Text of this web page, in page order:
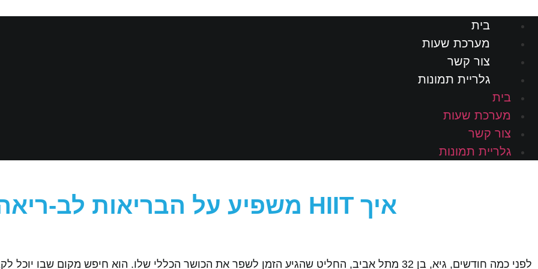
בית
מערכת שעות
צור קשר
גלריית תמונות
בית
מערכת שעות
צור קשר
גלריית תמונות
איך HIIT משפיע על הבריאות לב-ריאה
לפני כמה חודשים, גיא, בן 32 מתל אביב, החליט שהגיע הזמן לשפר את הכושר הכללי שלו. הוא חיפש מקום שבו